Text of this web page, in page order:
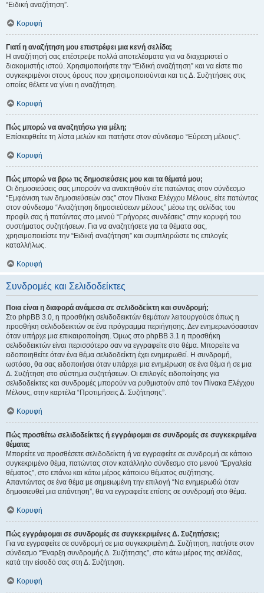
“Ειδική αναζήτηση”.
Κορυφή
Γιατί η αναζήτηση μου επιστρέφει μια κενή σελίδα;
Η αναζήτησή σας επέστρεψε πολλά αποτελέσματα για να διαχειριστεί ο
διακομιστής ιστού. Χρησιμοποιήστε την “Ειδική αναζήτηση” και να είστε πιο
συγκεκριμένοι στους όρους που χρησιμοποιούνται και τις Δ. Συζητήσεις στις
οποίες θέλετε να γίνει η αναζήτηση.
Κορυφή
Πώς μπορώ να αναζητήσω για μέλη;
Επίσκεφθείτε τη λίστα μελών και πατήστε στον σύνδεσμο “Εύρεση μέλους”.
Κορυφή
Πώς μπορώ να βρω τις δημοσιεύσεις μου και τα θέματά μου;
Οι δημοσιεύσεις σας μπορούν να ανακτηθούν είτε πατώντας στον σύνδεσμο
“Εμφάνιση των δημοσιεύσεών σας” στον Πίνακα Ελέγχου Μέλους, είτε πατώντας
στον σύνδεσμο “Αναζήτηση δημοσιεύσεων μέλους” μέσω της σελίδας του
προφίλ σας ή πατώντας στο μενού “Γρήγορες συνδέσεις” στην κορυφή του
συστήματος συζητήσεων. Για να αναζητήσετε για τα θέματα σας,
χρησιμοποιείστε την “Ειδική αναζήτηση” και συμπληρώστε τις επιλογές
καταλλήλως.
Κορυφή
Συνδρομές και Σελιδοδείκτες
Ποια είναι η διαφορά ανάμεσα σε σελιδοδείκτη και συνδρομή;
Στο phpBB 3.0, η προσθήκη σελιδοδεικτών θεμάτων λειτουργούσε όπως η
προσθήκη σελιδοδεικτών σε ένα πρόγραμμα περιήγησης. Δεν ενημερωνόσασταν
όταν υπήρχε μια επικαιροποίηση. Όμως στο phpBB 3.1 η προσθήκη
σελιδοδεικτών είναι περισσότερο σαν να εγγραφείτε στο θέμα. Μπορείτε να
ειδοποιηθείτε όταν ένα θέμα σελιδοδείκτη έχει ενημερωθεί. Η συνδρομή,
ωστόσο, θα σας ειδοποιήσει όταν υπάρχει μια ενημέρωση σε ένα θέμα ή σε μια
Δ. Συζήτηση στο σύστημα συζητήσεων. Οι επιλογές ειδοποίησης για
σελιδοδείκτες και συνδρομές μπορούν να ρυθμιστούν από τον Πίνακα Ελέγχου
Μέλους, στην καρτέλα “Προτιμήσεις Δ. Συζήτησης”.
Κορυφή
Πώς προσθέτω σελιδοδείκτες ή εγγράφομαι σε συνδρομές σε συγκεκριμένα
θέματα;
Μπορείτε να προσθέσετε σελιδοδείκτη ή να εγγραφείτε σε συνδρομή σε κάποιο
συγκεκριμένο θέμα, πατώντας στον κατάλληλο σύνδεσμο στο μενού "Εργαλεία
θέματος", στο επάνω και κάτω μέρος κάποιου θέματος συζήτησης.
Απαντώντας σε ένα θέμα με σημειωμένη την επιλογή “Να ενημερωθώ όταν
δημοσιευθεί μια απάντηση”, θα να εγγραφείτε επίσης σε συνδρομή στο θέμα.
Κορυφή
Πώς εγγράφομαι σε συνδρομές σε συγκεκριμένες Δ. Συζητήσεις;
Για να εγγραφείτε σε συνδρομή σε μια συγκεκριμένη Δ. Συζήτηση, πατήστε στον
σύνδεσμο “Έναρξη συνδρομής Δ. Συζήτησης”, στο κάτω μέρος της σελίδας,
κατά την είσοδό σας στη Δ. Συζήτηση.
Κορυφή